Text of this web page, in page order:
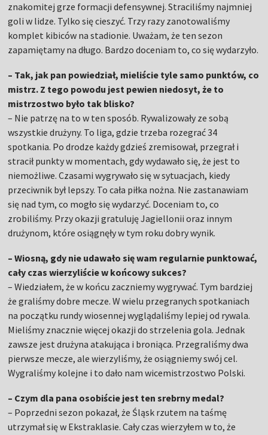
znakomitej grze formacji defensywnej. Straciliśmy najmniej
goli w lidze. Tylko się cieszyć. Trzy razy zanotowaliśmy
komplet kibiców na stadionie. Uważam, że ten sezon
zapamiętamy na długo. Bardzo doceniam to, co się wydarzyło.
– Tak, jak pan powiedział, mieliście tyle samo punktów, co
mistrz. Z tego powodu jest pewien niedosyt, że to
mistrzostwo było tak blisko?
– Nie patrzę na to w ten sposób. Rywalizowały ze sobą
wszystkie drużyny. To liga, gdzie trzeba rozegrać 34
spotkania. Po drodze każdy gdzieś zremisował, przegrał i
stracił punkty w momentach, gdy wydawało się, że jest to
niemożliwe. Czasami wygrywało się w sytuacjach, kiedy
przeciwnik był lepszy. To cała piłka nożna. Nie zastanawiam
się nad tym, co mogło się wydarzyć. Doceniam to, co
zrobiliśmy. Przy okazji gratuluję Jagiellonii oraz innym
drużynom, które osiągnęły w tym roku dobry wynik.
– Wiosną, gdy nie udawało się wam regularnie punktować,
cały czas wierzyliście w końcowy sukces?
– Wiedziałem, że w końcu zaczniemy wygrywać. Tym bardziej
że graliśmy dobre mecze. W wielu przegranych spotkaniach
na początku rundy wiosennej wyglądaliśmy lepiej od rywala.
Mieliśmy znacznie więcej okazji do strzelenia gola. Jednak
zawsze jest drużyna atakująca i broniąca. Przegraliśmy dwa
pierwsze mecze, ale wierzyliśmy, że osiągniemy swój cel.
Wygraliśmy kolejne i to dało nam wicemistrzostwo Polski.
– Czym dla pana osobiście jest ten srebrny medal?
– Poprzedni sezon pokazał, że Śląsk rzutem na taśmę
utrzymał się w Ekstraklasie. Cały czas wierzyłem w to, że